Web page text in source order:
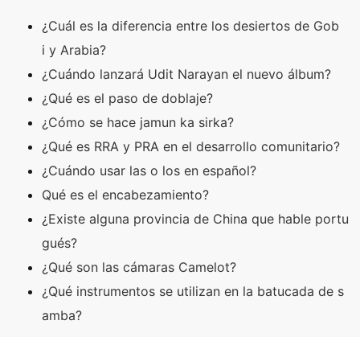
¿Cuál es la diferencia entre los desiertos de Gob
i y Arabia?
¿Cuándo lanzará Udit Narayan el nuevo álbum?
¿Qué es el paso de doblaje?
¿Cómo se hace jamun ka sirka?
¿Qué es RRA y PRA en el desarrollo comunitario?
¿Cuándo usar las o los en español?
Qué es el encabezamiento?
¿Existe alguna provincia de China que hable portu
gués?
¿Qué son las cámaras Camelot?
¿Qué instrumentos se utilizan en la batucada de s
amba?